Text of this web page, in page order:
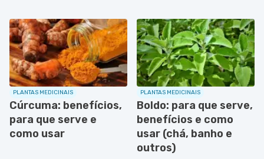
PLANTAS MEDICINAIS
Cúrcuma: benefícios,
para que serve e
como usar
PLANTAS MEDICINAIS
Boldo: para que serve,
benefícios e como
usar (chá, banho e
outros)